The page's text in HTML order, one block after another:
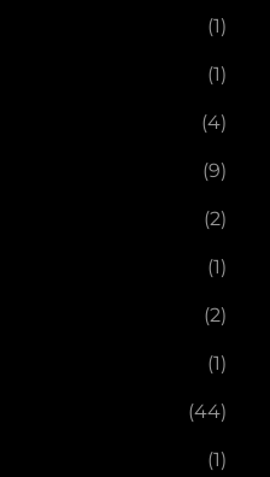
(1)
(1)
(4)
(9)
(2)
(1)
(2)
(1)
(44)
(1)